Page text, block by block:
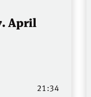
April
21:34